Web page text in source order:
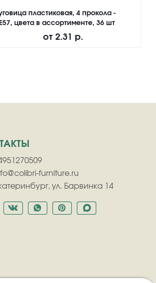
пластиковая, 4 прокола -
цвета в ассортименте, 36 шт
от 2.31 р.
furniture.ru
ул. Барвинка 14